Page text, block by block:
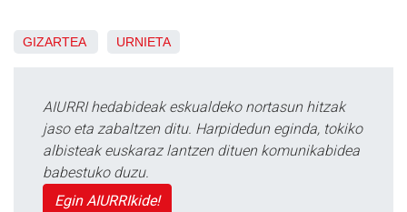
GIZARTEA URNIETA
AIURRI hedabideak eskualdeko nortasun hitzak
jaso eta zabaltzen ditu. Harpidedun eginda, tokiko
albisteak euskaraz lantzen dituen komunikabidea
babestuko duzu.
Egin AIURRIkide!